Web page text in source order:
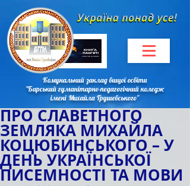
Комунальний заклад вищої освіти
"Барський гуманітарно-педагогічний коледж
імені Михайла Грушевського"
ПРО СЛАВЕТНОГО
ЗЕМЛЯКА МИХАЙЛА
КОЦЮБИНСЬКОГО – У
ДЕНЬ УКРАЇНСЬКОЇ
ПИСЕМНОСТІ ТА МОВИ